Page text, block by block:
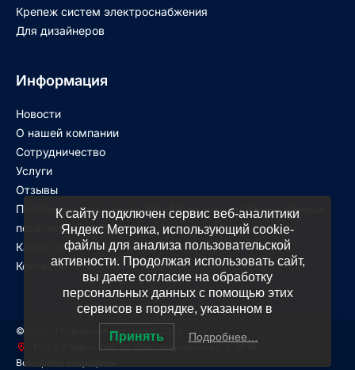
Крепеж систем электроснабжения
Для дизайнеров
Информация
Новости
О нашей компании
Сотрудничество
Услуги
Отзывы
Политика в отношении обработки персональных данных
посетителей сайта
Карта сайта
Контакты
© ООО "Подвесные системы" 2026
МО, г. Раменское, ул. Красноармейская, д. 101А
Все права защищены
К сайту подключен сервис веб-аналитики
Яндекс Метрика, использующий cookie-
файлы для анализа пользовательской
активности. Продолжая использовать сайт,
вы даете согласие на обработку
персональных данных с помощью этих
сервисов в порядке, указанном в
Принять Подробнее…